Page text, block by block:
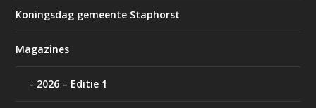
Koningsdag gemeente Staphorst
Magazines
2026 – Editie 1